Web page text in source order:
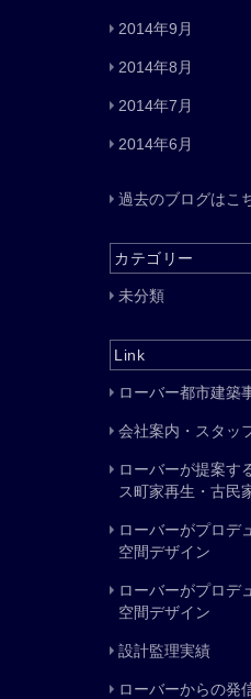
2014年9月
2014年8月
2014年7月
2014年6月
過去のブログはこ
カテゴリー
未分類
Link
ローバー都市建築
会社案内・スタッ
ローバーが提案す
ス町家再生・古民
ローバーがプロデ
空間デザイン
ローバーがプロデ
空間デザイン
設計監理実績
ローバーからの発